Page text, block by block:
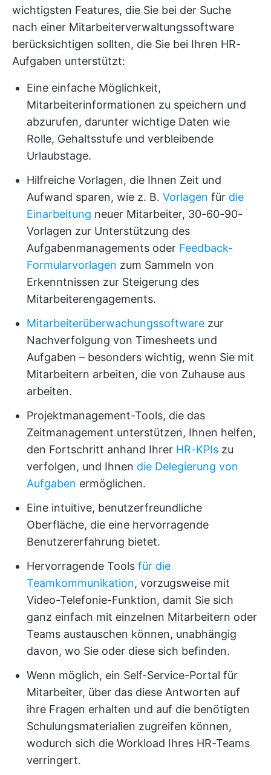
wichtigsten Features, die Sie bei der Suche
nach einer Mitarbeiterverwaltungssoftware
berücksichtigen sollten, die Sie bei Ihren HR-
Aufgaben unterstützt:
Eine einfache Möglichkeit,
Mitarbeiterinformationen zu speichern und
abzurufen, darunter wichtige Daten wie
Rolle, Gehaltsstufe und verbleibende
Urlaubstage.
Hilfreiche Vorlagen, die Ihnen Zeit und
Aufwand sparen, wie z. B. Vorlagen für die
Einarbeitung neuer Mitarbeiter, 30-60-90-
Vorlagen zur Unterstützung des
Aufgabenmanagements oder Feedback-
Formularvorlagen zum Sammeln von
Erkenntnissen zur Steigerung des
Mitarbeiterengagements.
Mitarbeiterüberwachungssoftware zur
Nachverfolgung von Timesheets und
Aufgaben – besonders wichtig, wenn Sie mit
Mitarbeitern arbeiten, die von Zuhause aus
arbeiten.
Projektmanagement-Tools, die das
Zeitmanagement unterstützen, Ihnen helfen,
den Fortschritt anhand Ihrer HR-KPIs zu
verfolgen, und Ihnen die Delegierung von
Aufgaben ermöglichen.
Eine intuitive, benutzerfreundliche
Oberfläche, die eine hervorragende
Benutzererfahrung bietet.
Hervorragende Tools für die
Teamkommunikation, vorzugsweise mit
Video-Telefonie-Funktion, damit Sie sich
ganz einfach mit einzelnen Mitarbeitern oder
Teams austauschen können, unabhängig
davon, wo Sie oder diese sich befinden.
Wenn möglich, ein Self-Service-Portal für
Mitarbeiter, über das diese Antworten auf
ihre Fragen erhalten und auf die benötigten
Schulungsmaterialien zugreifen können,
wodurch sich die Workload Ihres HR-Teams
verringert.